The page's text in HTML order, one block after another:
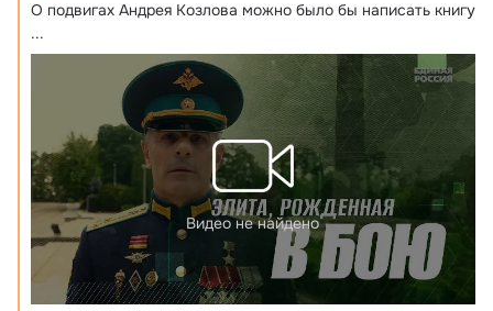
О подвигах Андрея Козлова можно было бы написать книгу
...
Видео не найдено